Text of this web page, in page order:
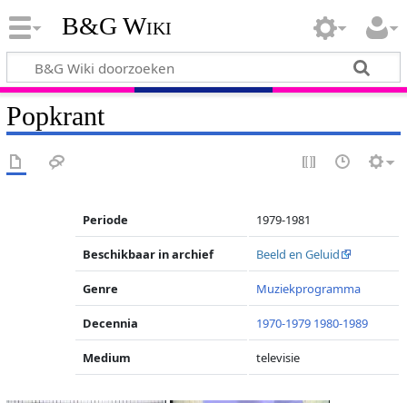
B&G Wiki
Popkrant
Periode 1979-1981
Beschikbaar in archief Beeld en Geluid
Genre Muziekprogramma
Decennia 1970-1979 1980-1989
Medium televisie